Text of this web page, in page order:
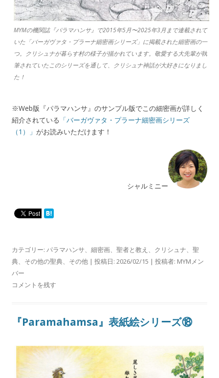
MYMの機関誌『パラマハンサ』で2015年5月〜2025年3月まで連載されて
いた「バーガヴァタ・プラーナ細密画シリーズ」に掲載された細密画の一
つ。クリシュナが暮らす村の様子が描かれています。敬愛する大先輩が執
筆されていたこのシリーズを通して、クリシュナ神話が大好きになりまし
た！
※Web版『パラマハンサ』のサンプル版でこの細密画が詳しく
紹介されている 「バーガヴァタ・プラーナ細密画シリーズ
（1）」 がお読みいただけます！
シャルミニー
カテゴリー: パラマハンサ、 細密画、 聖者と教え 、 クリシュナ、 聖
典、 その他の聖典、 その他 | 投稿日: 2026/02/15 | 投稿者: MYMメン
バー
コメントを残す
『Paramahamsa』表紙絵シリーズ⑱